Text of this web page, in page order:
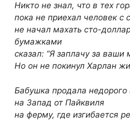
Никто не знал, что в тех
пока не приехал человек с
не начал махать сто-
бумажками
сказал: “Я заплачу за ваши
Но он не покинул Харлан
Бабушка продала недорого
на Запад от Пайквиля
на ферму, где изгибается